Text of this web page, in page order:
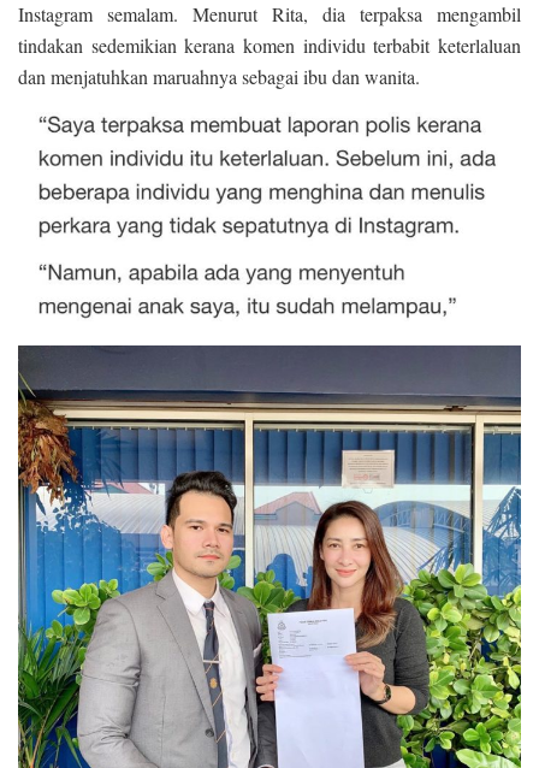
Instagram semalam. Menurut Rita, dia terpaksa mengambil
tindakan sedemikian kerana komen individu terbabit keterlaluan
dan menjatuhkan maruahnya sebagai ibu dan wanita.